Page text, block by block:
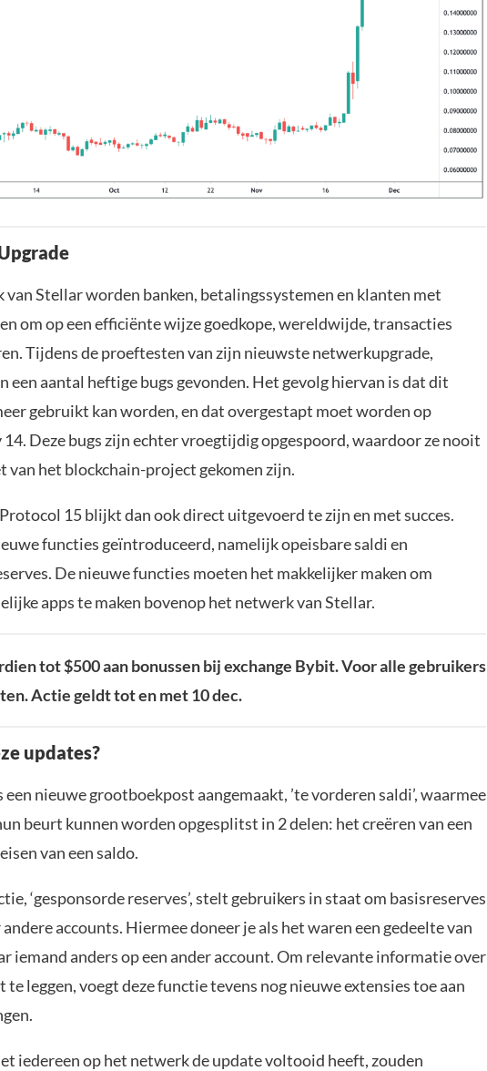
van Stellar worden banken, betalingssystemen en klanten met
om op een efficiënte wijze goedkope, wereldwijde, transacties
Tijdens de proeftesten van zijn nieuwste netwerkupgrade,
een aantal heftige bugs gevonden. Het gevolg hiervan is dat dit
gebruikt kan worden, en dat overgestapt moet worden op
Deze bugs zijn echter vroegtijdig opgespoord, waardoor ze nooit
van het blockchain-project gekomen zijn.
15 blijkt dan ook direct uitgevoerd te zijn en met succes.
functies geïntroduceerd, namelijk opeisbare saldi en
De nieuwe functies moeten het makkelijker maken om
apps te maken bovenop het netwerk van Stellar.
tot $500 aan bonussen bij exchange Bybit. Voor alle gebruikers
Actie geldt tot en met 10 dec.
updates?
nieuwe grootboekpost aangemaakt, ’te vorderen saldi’, waarmee
beurt kunnen worden opgesplitst in 2 delen: het creëren van een
van een saldo.
‘gesponsorde reserves’, stelt gebruikers in staat om basisreserves
accounts. Hiermee doneer je als het waren een gedeelte van
iemand anders op een ander account. Om relevante informatie over
te leggen, voegt deze functie tevens nog nieuwe extensies toe aan
iedereen op het netwerk de update voltooid heeft, zouden